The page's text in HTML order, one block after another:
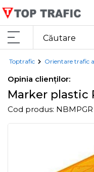
Toptrafic Orientare trafic
Opinia clienților:
Marker plastic
Cod produs: NBMPGR